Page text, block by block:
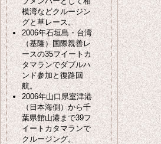
模湾などクルージン
グと草レース。
2006年石垣島・台湾
（基隆）国際親善レ
ースの35フイートカ
タマランでダブルハ
ンド参加と復路回
航。
2006年山口県室津港
（日本海側）から千
葉県館山港まで39フ
イートカタマランで
クルージング。